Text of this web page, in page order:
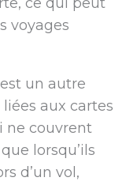
voyages
un autre
aux cartes
ne couvrent
lorsqu’ils
d’un vol,